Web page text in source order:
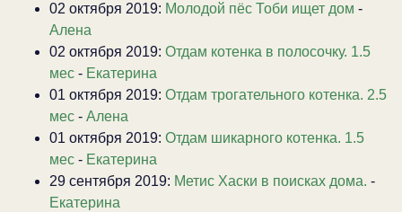
02 октября 2019: Молодой пёс Тоби ищет дом -
Алена
02 октября 2019: Отдам котенка в полосочку. 1.5
мес - Екатерина
01 октября 2019: Отдам трогательного котенка. 2.5
мес - Алена
01 октября 2019: Отдам шикарного котенка. 1.5
мес - Екатерина
29 сентября 2019: Метис Хаски в поисках дома. -
Екатерина